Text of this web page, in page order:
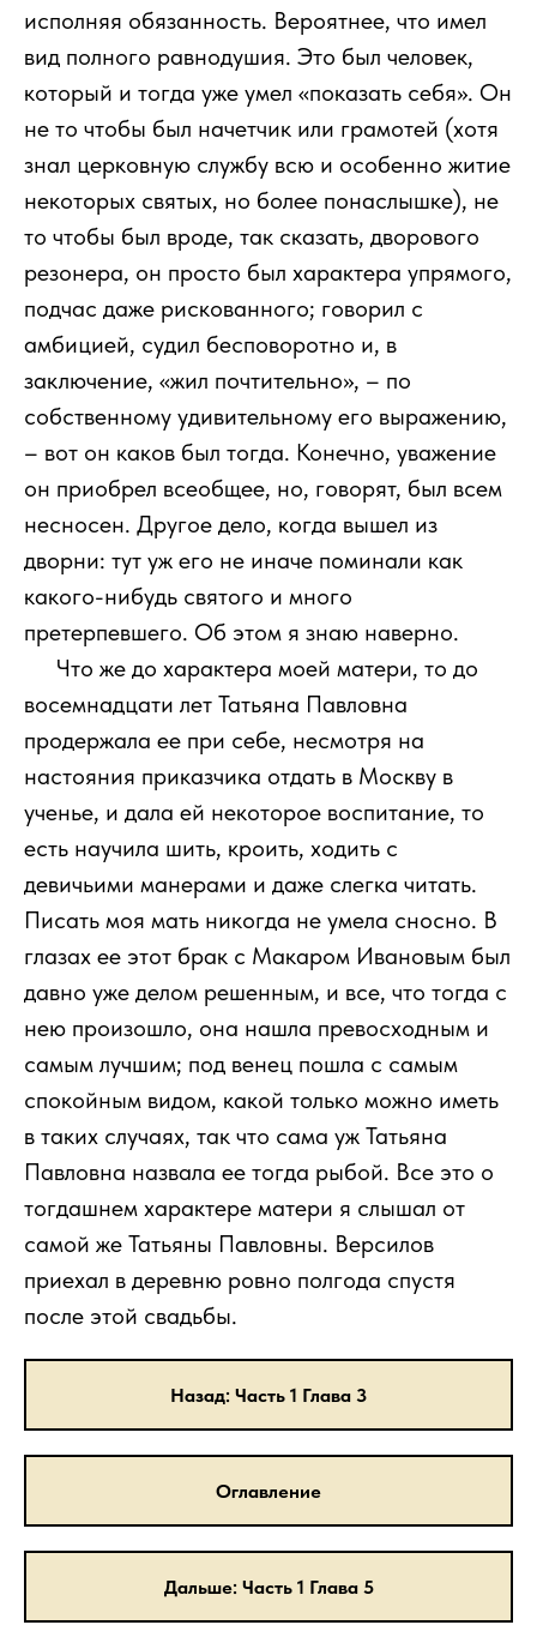
исполняя обязанность. Вероятнее, что имел
вид полного равнодушия. Это был человек,
который и тогда уже умел «показать себя». Он
не то чтобы был начетчик или грамотей (хотя
знал церковную службу всю и особенно житие
некоторых святых, но более понаслышке), не
то чтобы был вроде, так сказать, дворового
резонера, он просто был характера упрямого,
подчас даже рискованного; говорил с
амбицией, судил бесповоротно и, в
заключение, «жил почтительно», – по
собственному удивительному его выражению,
– вот он каков был тогда. Конечно, уважение
он приобрел всеобщее, но, говорят, был всем
несносен. Другое дело, когда вышел из
дворни: тут уж его не иначе поминали как
какого-нибудь святого и много
претерпевшего. Об этом я знаю наверно.
Что же до характера моей матери, то до
восемнадцати лет Татьяна Павловна
продержала ее при себе, несмотря на
настояния приказчика отдать в Москву в
ученье, и дала ей некоторое воспитание, то
есть научила шить, кроить, ходить с
девичьими манерами и даже слегка читать.
Писать моя мать никогда не умела сносно. В
глазах ее этот брак с Макаром Ивановым был
давно уже делом решенным, и все, что тогда с
нею произошло, она нашла превосходным и
самым лучшим; под венец пошла с самым
спокойным видом, какой только можно иметь
в таких случаях, так что сама уж Татьяна
Павловна назвала ее тогда рыбой. Все это о
тогдашнем характере матери я слышал от
самой же Татьяны Павловны. Версилов
приехал в деревню ровно полгода спустя
после этой свадьбы.
Назад: Часть 1 Глава 3
Оглавление
Дальше: Часть 1 Глава 5